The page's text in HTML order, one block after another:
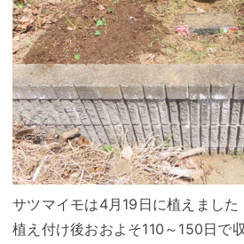
サツマイモは4月19日に植えました
植え付け後おおよそ110～150日で